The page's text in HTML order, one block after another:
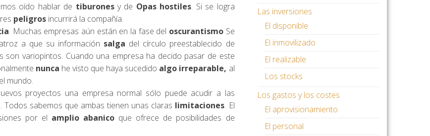
oído hablar de tiburonesy de Opas hostiles. Si se logra
peligros incurrirá la compañía.
. Muchas empresas aún están en la fase del oscurantismo Se
a que su información salga del círculo preestablecido de
son variopintos. Cuando una empresa ha decido pasar de este
nunca he visto que haya sucedido algo irreparable, al
mundo.
proyectos una empresa normal sólo puede acudir a las
. Todos sabemos que ambas tienen unas claras limitaciones. El
por el amplio abanico que ofrece de posibilidades de
Las inversiones
El disponible
El inmovilizado
El realizable
Los stocks
Los gastos y los costes
El aprovisionamiento
El personal